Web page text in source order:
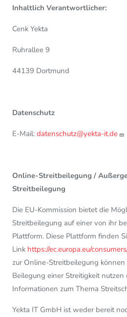
Inhaltlich Verantwortlicher:
Cenk Yekta
Ruhrallee 9
44139 Dortmund
Datenschutz
E-Mail: datenschutz@yekta-it.de
Online-Streitbeilegung /
Streitbeilegung
Die EU-Kommission bietet die
Streitbeilegung auf einer von ihr
Plattform. Diese Plattform finden
Link https://ec.europa.eu/
zur Online-Streitbeilegung
Beilegung einer Streitigkeit
Informationen zum Thema
Yekta IT GmbH ist weder bereit